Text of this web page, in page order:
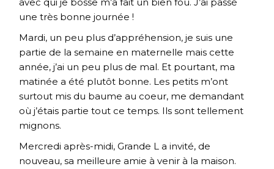
une très bonne journée !
Mardi, un peu plus d’appréhension, je suis une
partie de la semaine en maternelle mais cette
année, j’ai un peu plus de mal. Et pourtant, ma
matinée a été plutôt bonne. Les petits m’ont
surtout mis du baume au coeur, me demandant
où j’étais partie tout ce temps. Ils sont tellement
mignons.
Mercredi après-midi, Grande L a invité, de
nouveau, sa meilleure amie à venir à la maison.